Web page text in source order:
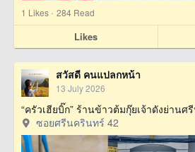
1 Likes · 284 Read
Likes
สวัสดี คนแปลกหน้า
13 July 2026
“ครัวเฮียบิ๊ก” ร้านข้าวต้มกุ๊ยเจ้าดังย่านศ
ซอยศรีนครินทร์ 42